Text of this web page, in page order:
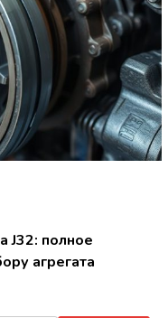
J32: полное
агрегата